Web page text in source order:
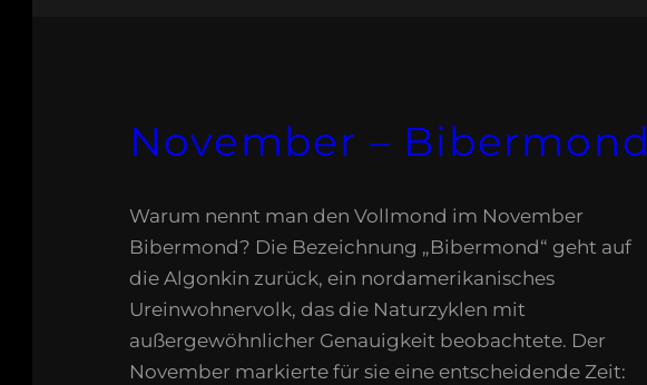
November – Bibermond
Warum nennt man den Vollmond im November
Bibermond? Die Bezeichnung „Bibermond“ geht auf
die Algonkin zurück, ein nordamerikanisches
Ureinwohnervolk, das die Naturzyklen mit
außergewöhnlicher Genauigkeit beobachtete. Der
November markierte für sie eine entscheidende Zeit: